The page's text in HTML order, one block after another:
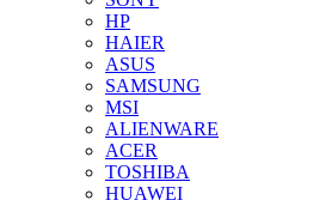
HP
HAIER
ASUS
SAMSUNG
MSI
ALIENWARE
ACER
TOSHIBA
HUAWEI